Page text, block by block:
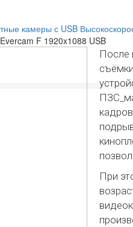
камеры с USB
F 1920x1088 USB
После
При